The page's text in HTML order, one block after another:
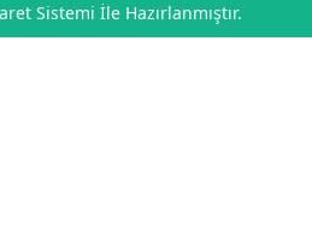
Sistemi İle Hazırlanmıştır.